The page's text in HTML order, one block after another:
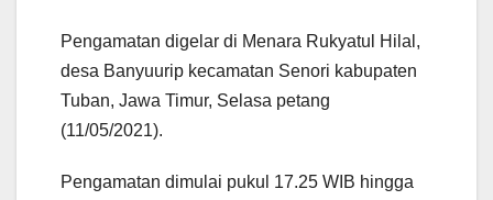
Pengamatan digelar di Menara Rukyatul Hilal,
desa Banyuurip kecamatan Senori kabupaten
Tuban, Jawa Timur, Selasa petang
(11/05/2021).
Pengamatan dimulai pukul 17.25 WIB hingga